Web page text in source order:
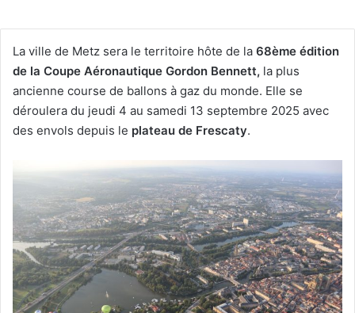
La ville de Metz sera le territoire hôte de la 68ème édition
de la Coupe Aéronautique Gordon Bennett, la plus
ancienne course de ballons à gaz du monde. Elle se
déroulera du jeudi 4 au samedi 13 septembre 2025 avec
des envols depuis le plateau de Frescaty.